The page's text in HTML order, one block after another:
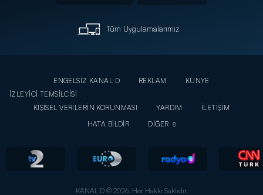
Tüm Uygulamalarımız
ENGELSİZ KANAL D REKLAM
KÜNYE
İZLEYİCİ TEMSİLCİSİ
KİŞİSEL VERİLERİN KORUNMASI
YARDIM
İLETİŞİM
HATA BİLDİR
DİĞER
KANAL D © 2026. Her Hakkı Saklıdır.